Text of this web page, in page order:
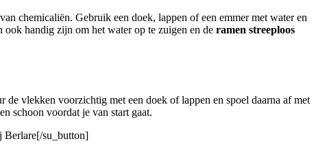
chemicaliën. Gebruik een doek, lappen of een emmer met water en
handig zijn om het water op te zuigen en de ramen streeploos
vlekken voorzichtig met een doek of lappen en spoel daarna af met
schoon voordat je van start gaat.
Berlare[/su_button]